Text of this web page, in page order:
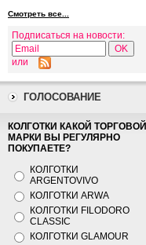
Смотреть все...
Подписаться на новости:
или
ГОЛОСОВАНИЕ
КОЛГОТКИ КАКОЙ ТОРГОВОЙ
МАРКИ ВЫ РЕГУЛЯРНО
ПОКУПАЕТЕ?
КОЛГОТКИ
ARGENTOVIVO
КОЛГОТКИ ARWA
КОЛГОТКИ FILODORO
CLASSIC
КОЛГОТКИ GLAMOUR